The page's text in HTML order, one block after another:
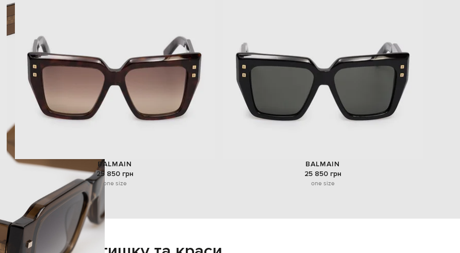
BALMAIN
25 850 грн
one size
BALMAIN
25 850 грн
one size